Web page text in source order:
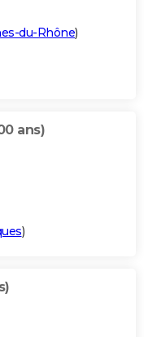
du-Rhône)
ans)
)